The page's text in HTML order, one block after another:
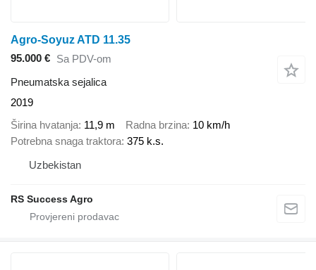
Agro-Soyuz ATD 11.35
95.000 € Sa PDV-om
Pneumatska sejalica
2019
Širina hvatanja 11,9 m Radna brzina 10 km/h
Potrebna snaga traktora 375 k.s.
Uzbekistan
RS Success Agro